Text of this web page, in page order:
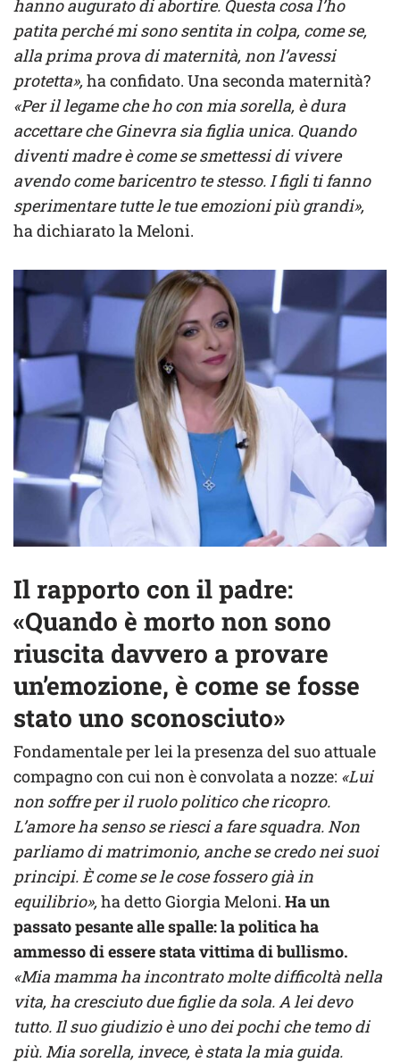
hanno augurato di abortire. Questa cosa l’ho
patita perché mi sono sentita in colpa, come se,
alla prima prova di maternità, non l’avessi
protetta»,ha confidato. Una seconda maternità?
«Per il legame che ho con mia sorella, è dura
accettare che Ginevra sia figlia unica. Quando
diventi madre è come se smettessi di vivere
avendo come baricentro te stesso. I figli ti fanno
sperimentare tutte le tue emozioni più grandi»,
ha dichiarato la Meloni.
Il rapporto con il padre:
«Quando è morto non sono
riuscita davvero a provare
un’emozione, è come se fosse
stato uno sconosciuto»
Fondamentale per lei la presenza del suo attuale
compagno con cui non è convolata a nozze: «Lui
non soffre per il ruolo politico che ricopro.
L’amore ha senso se riesci a fare squadra. Non
parliamo di matrimonio, anche se credo nei suoi
principi. È come se le cose fossero già in
equilibrio»,ha detto Giorgia Meloni. Ha un
passato pesante alle spalle: la politica ha
ammesso di essere stata vittima di bullismo.
«Mia mamma ha incontrato molte difficoltà nella
vita, ha cresciuto due figlie da sola. A lei devo
tutto. Il suo giudizio è uno dei pochi che temo di
più. Mia sorella, invece, è stata la mia guida.